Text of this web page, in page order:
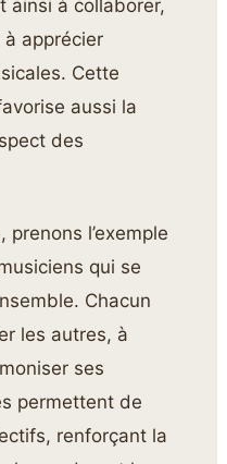
ainsi à collaborer,
apprécier
Cette
aussi la
des
l’exemple
qui se
Chacun
les autres, à
ses
permettent de
renforçant la